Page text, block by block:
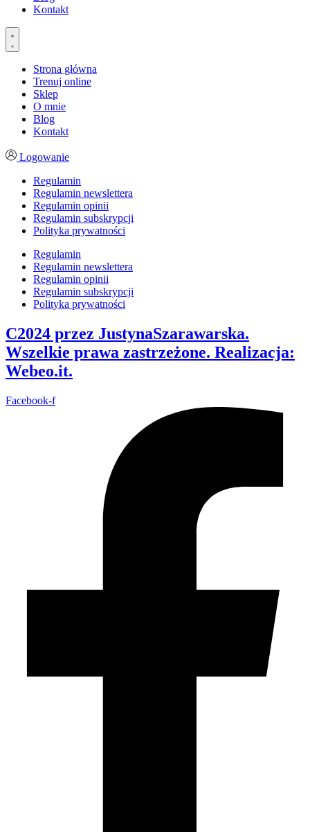
Kontakt
Strona główna
Trenuj online
Sklep
O mnie
Blog
Kontakt
Logowanie
Regulamin
Regulamin newslettera
Regulamin opinii
Regulamin subskrypcji
Polityka prywatności
Regulamin
Regulamin newslettera
Regulamin opinii
Regulamin subskrypcji
Polityka prywatności
C2024 przez JustynaSzarawarska.
Wszelkie prawa zastrzeżone. Realizacja:
Webeo.it.
Facebook-f